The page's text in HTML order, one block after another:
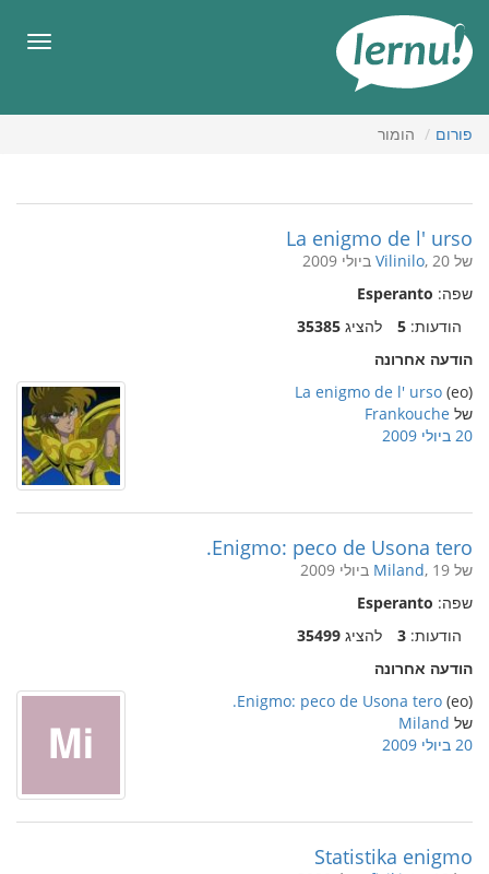
העניינים
פורום הומור
La enigmo de l' urso
של Vilinilo, 20 ביולי 2009
שפה: Esperanto
הודעות: 5 להציג 35385
הודעה אחרונה
(eo)
La enigmo de l' urso
של Frankouche
20 ביולי 2009
Enigmo: peco de Usona tero.
של Miland, 19 ביולי 2009
שפה: Esperanto
הודעות: 3 להציג 35499
הודעה אחרונה
(eo)
Enigmo: peco de Usona tero.
של Miland
20 ביולי 2009
Statistika enigmo